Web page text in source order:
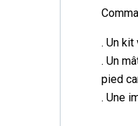
. Un
. Un
pied
. Une